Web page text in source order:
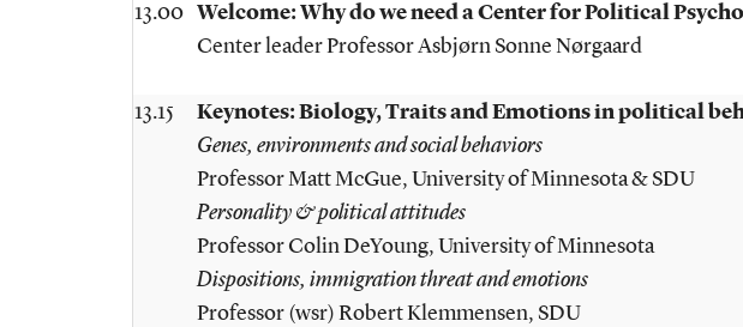
13.00
Welcome: Why do we need a Center for Political
Center leader Professor Asbjørn Sonne Nørgaard
13.15
Keynotes: Biology, Traits and Emotions in political
Genes, environments and social behaviors
Professor Matt McGue, University of Minnesota & SDU
Personality & political attitudes
Professor Colin DeYoung, University of Minnesota
Dispositions, immigration threat and emotions
Professor (wsr) Robert Klemmensen, SDU